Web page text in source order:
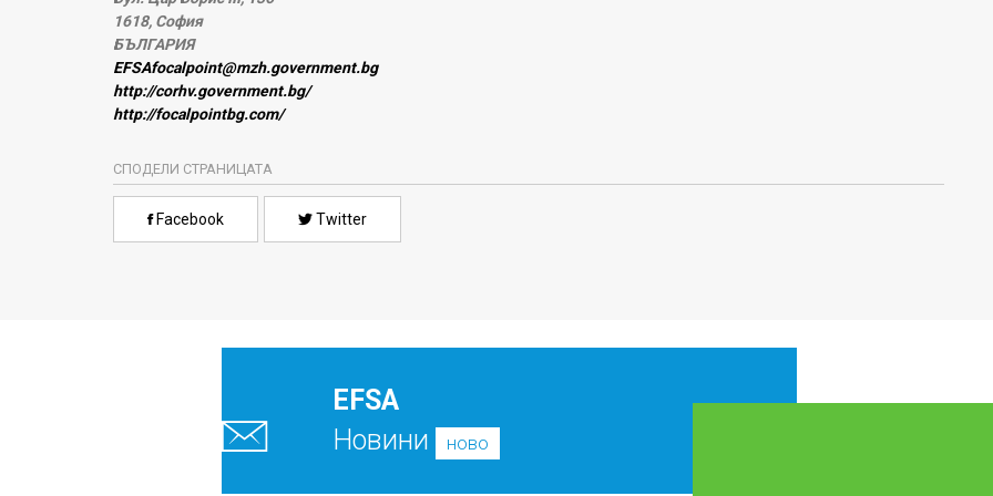
1618, София
БЪЛГАРИЯ
EFSAfocalpoint@mzh.government.bg
http://corhv.government.bg/
http://focalpointbg.com/
СПОДЕЛИ СТРАНИЦАТА
Facebook Twitter
EFSA
Новини
ново